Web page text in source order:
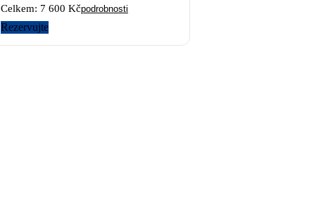
Celkem: 7 600 Kčpodrobnosti
Rezervujte